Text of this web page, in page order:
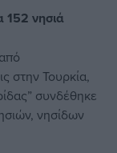
152 νησιά
στην Τουρκία,
συνδέθηκε
νησίδων